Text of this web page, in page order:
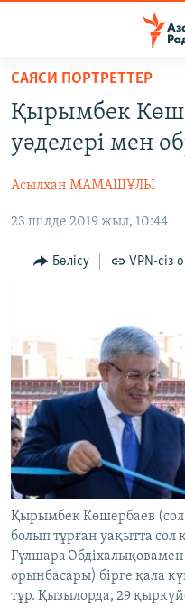
Skip
main
content
Skip
to
Navigation
ЖАҢАЛЫҚТАР
САЯСАТ
AZATTYQTV
ҚАҢТАР ОҚИҒАСЫ
АДАМ ҚҰҚЫҚТАРЫ
ӘЛЕУМЕТ
АРНАЙЫ ЖОБАЛАР
Русский
ЖАЗЫЛЫҢЫЗ
Басқа тілдерде
САЯСИ ПОРТРЕТТЕР
Қырымбек
уәделері мен
Асылхан МАМАШҰЛЫ
23 шілде 2019 жыл, 10:44
Бөлісу VPN-сіз
Қырымбек Көшербаев (сол
болып тұрған уақытта сол
Гүлшара
орынбасары) бірге қала
тұр. Қызылорда, 29